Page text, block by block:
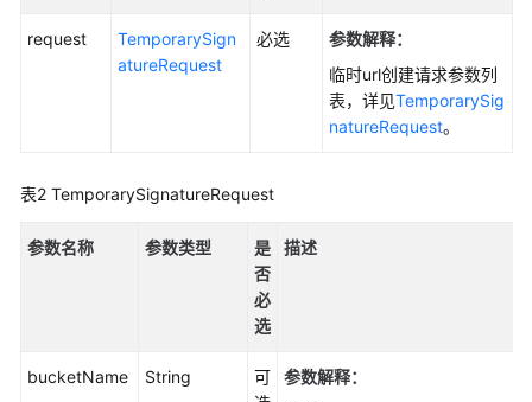
践
参
述
request
TemporarySign
atureRequest
必选 参数解释：
临时url创建请求参数列
表，详见TemporarySig
natureRequest。
表2 TemporarySignatureRequest
参数名称 参数类型
是
否
必
选
描述
bucketName String
可
参数解释：